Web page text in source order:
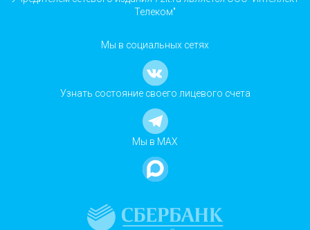
Телеком"
Мы в социальных сетях
Узнать состояние своего лицевого счета
Мы в MAX